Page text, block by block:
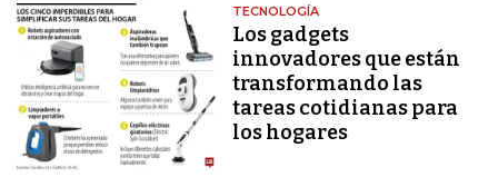
TECNOLOGÍA
Los gadgets
innovadores que están
transformando las
tareas cotidianas para
los hogares